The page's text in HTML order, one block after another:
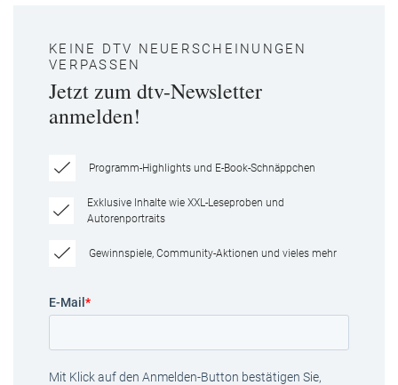
KEINE DTV NEUERSCHEINUNGEN
VERPASSEN
Jetzt zum dtv-Newsletter
anmelden!
Programm-Highlights und E-Book-Schnäppchen
Exklusive Inhalte wie XXL-Leseproben und
Autorenportraits
Gewinnspiele, Community-Aktionen und vieles mehr
E-Mail *
Mit Klick auf den Anmelden-Button bestätigen Sie,